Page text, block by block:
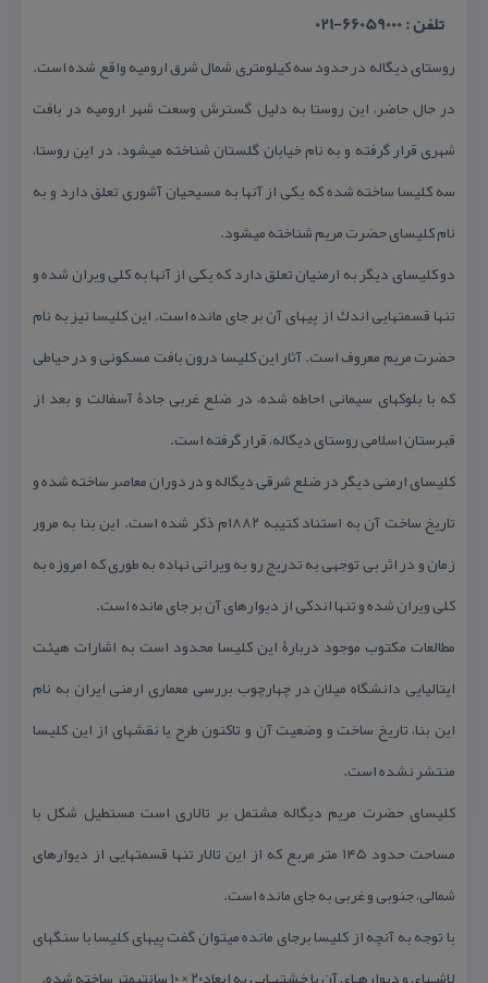
تلفن : 66059000-021
روستای دیگاله در حدود سه كیلومتری شمال شرق ارومیه واقع شده است.
در حال حاضر، این روستا به دلیل گسترش وسعت شهر ارومیه در بافت
شهری قرار گرفته و به نام خیابان گلستان شناخته میشود. در این روستا،
سه كلیسا ساخته شده كه یكی از آنها به مسیحیان آشوری تعلق دارد و به
نام كلیسای حضرت مریم شناخته میشود.
دو كلیسای دیگر به ارمنیان تعلق دارد كه یكی از آنها به كلی ویران شده و
تنها قسمتهایی اندك از پیهای آن بر جای مانده است. این كلیسا نیز به نام
حضرت مریم معروف است. آثار این كلیسا درون بافت مسكونی و در حیاطی
كه با بلوكهای سیمانی احاطه شده، در ضلع غربی جادۀ آسفالت و بعد از
قبرستان اسلامی روستای دیگاله، قرار گرفته است.
كلیسای ارمنی دیگر در ضلع شرقی دیگاله و در دوران معاصر ساخته شده و
تاریخ ساخت آن به استناد كتیبه ۱۸۸۲م ذكر شده است. این بنا به مرور
زمان و در اثر بی توجهی به تدریج رو به ویرانی نهاده به طوری كه امروزه به
كلی ویران شده و تنها اندكی از دیوارهای آن بر جای مانده است.
مطالعات مكتوب موجود دربارۀ این كلیسا محدود است به اشارات هیئت
ایتالیایی دانشگاه میلان در چهارچوب بررسی معماری ارمنی ایران به نام
این بنا، تاریخ ساخت و وضعیت آن و تاكنون طرح یا نقشهای از این كلیسا
منتشر نشده است.
كلیسای حضرت مریم دیگاله مشتمل بر تالاری است مستطیل شكل با
مساحت حدود ۱۴۵ متر مربع كه از این تالار تنها قسمتهایی از دیوارهای
شمالی، جنوبی و غربی به جای مانده است.
با توجه به آنچه از كلیسا برجای مانده میتوان گفت پیهای كلیسا با سنگهای